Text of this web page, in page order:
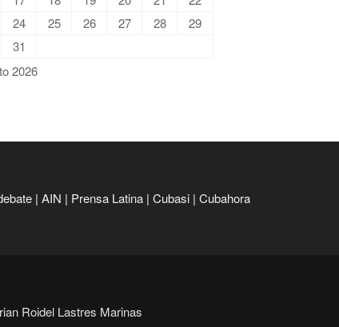
2026
24 25 26 27 28
29
31
| AIN | Prensa Latina | Cubasi | Cubahora
Roidel Lastres Marinas